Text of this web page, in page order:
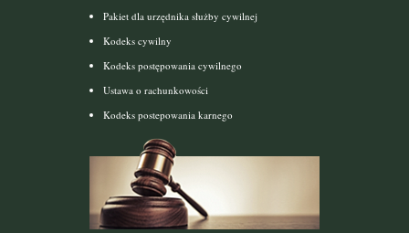
Pakiet dla urzędnika służby cywilnej
Kodeks cywilny
Kodeks postępowania cywilnego
Ustawa o rachunkowości
Kodeks postepowania karnego